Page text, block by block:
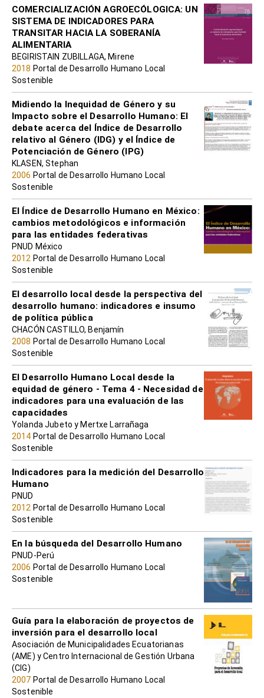
COMERCIALIZACIÓN AGROECÓLOGICA: UN
SISTEMA DE INDICADORES PARA
TRANSITAR HACIA LA SOBERANÍA
ALIMENTARIA
BEGIRISTAIN ZUBILLAGA, Mirene
2018 Portal de Desarrollo Humano Local
Sostenible
Midiendo la Inequidad de Género y su
Impacto sobre el Desarrollo Humano: El
debate acerca del Índice de Desarrollo
relativo al Género (IDG) y el Índice de
Potenciación de Género (IPG)
KLASEN, Stephan
2006 Portal de Desarrollo Humano Local
Sostenible
El Índice de Desarrollo Humano en México:
cambios metodológicos e información
para las entidades federativas
PNUD México
2012 Portal de Desarrollo Humano Local
Sostenible
El desarrollo local desde la perspectiva del
desarrollo humano: indicadores e insumo
de política pública
CHACÓN CASTILLO, Benjamín
2008 Portal de Desarrollo Humano Local
Sostenible
El Desarrollo Humano Local desde la
equidad de género - Tema 4 - Necesidad de
indicadores para una evaluación de las
capacidades
Yolanda Jubeto y Mertxe Larrañaga
2014 Portal de Desarrollo Humano Local
Sostenible
Indicadores para la medición del Desarrollo
Humano
PNUD
2012 Portal de Desarrollo Humano Local
Sostenible
En la búsqueda del Desarrollo Humano
PNUD-Perú
2006 Portal de Desarrollo Humano Local
Sostenible
Guía para la elaboración de proyectos de
inversión para el desarrollo local
Asociación de Municipalidades Ecuatorianas
(AME) y Centro Internacional de Gestión Urbana
(CIG)
2007 Portal de Desarrollo Humano Local
Sostenible